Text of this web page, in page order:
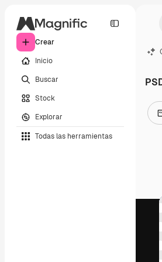
Crear
Inicio
Buscar
Stock
Explorar
Todas las herramientas